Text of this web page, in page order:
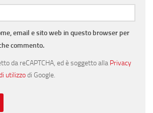
email e sito web in questo browser per
commento.
da reCAPTCHA, ed è soggetto alla Privacy
utilizzodi Google.